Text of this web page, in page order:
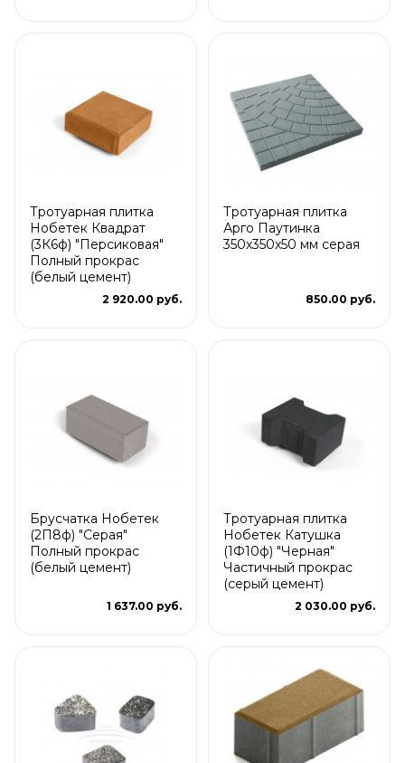
Тротуарная плитка
Нобетек Квадрат
(3К6ф) "Персиковая"
Полный прокрас
(белый цемент)
2 920.00 руб.
Тротуарная плитка
Арго Паутинка
350x350x50 мм серая
850.00 руб.
Брусчатка Нобетек
(2П8ф) "Серая"
Полный прокрас
(белый цемент)
1 637.00 руб.
Тротуарная плитка
Нобетек Катушка
(1Ф10ф) "Черная"
Частичный прокрас
(серый цемент)
2 030.00 руб.